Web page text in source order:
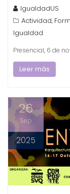
IgualdadUS
Actividad,
Igualdad
Presencial, 6 de
Leer más
26
Sep
2025